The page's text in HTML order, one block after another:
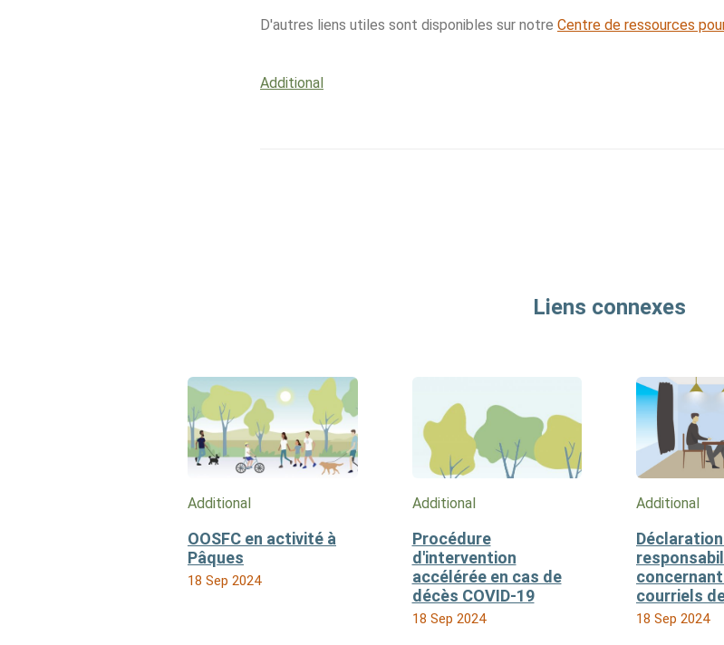
D'autres liens utiles sont disponibles sur notre Centre de ressources
Additional
Liens connexes
Additional
OOSFC en activité à
Pâques
18 Sep 2024
Additional
Procédure
d'intervention
accélérée en cas de
décès COVID-19
18 Sep 2024
Additional
courriels
18 Sep 2024